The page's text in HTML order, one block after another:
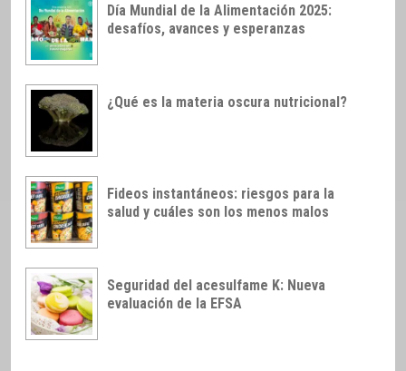
Día Mundial de la Alimentación 2025:
desafíos, avances y esperanzas
¿Qué es la materia oscura nutricional?
Fideos instantáneos: riesgos para la
salud y cuáles son los menos malos
Seguridad del acesulfame K: Nueva
evaluación de la EFSA